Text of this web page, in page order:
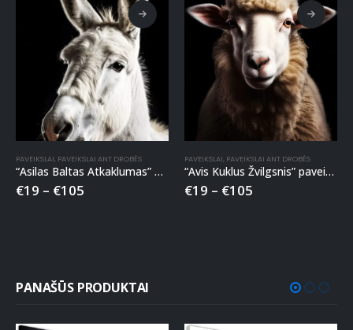
PAVEIKSLAI, PAVEIKSLAI ANT DROBĖS
“Asilas Baltas Atkaklumas” paveikslas ant drobės
€19 – €105
PAVEIKSLAI, PAVEIKSLAI ANT DROBĖS
“Avis Kuklus Žvilgsnis” paveikslas ant drobės
€19 – €105
PANAŠŪS PRODUKTAI